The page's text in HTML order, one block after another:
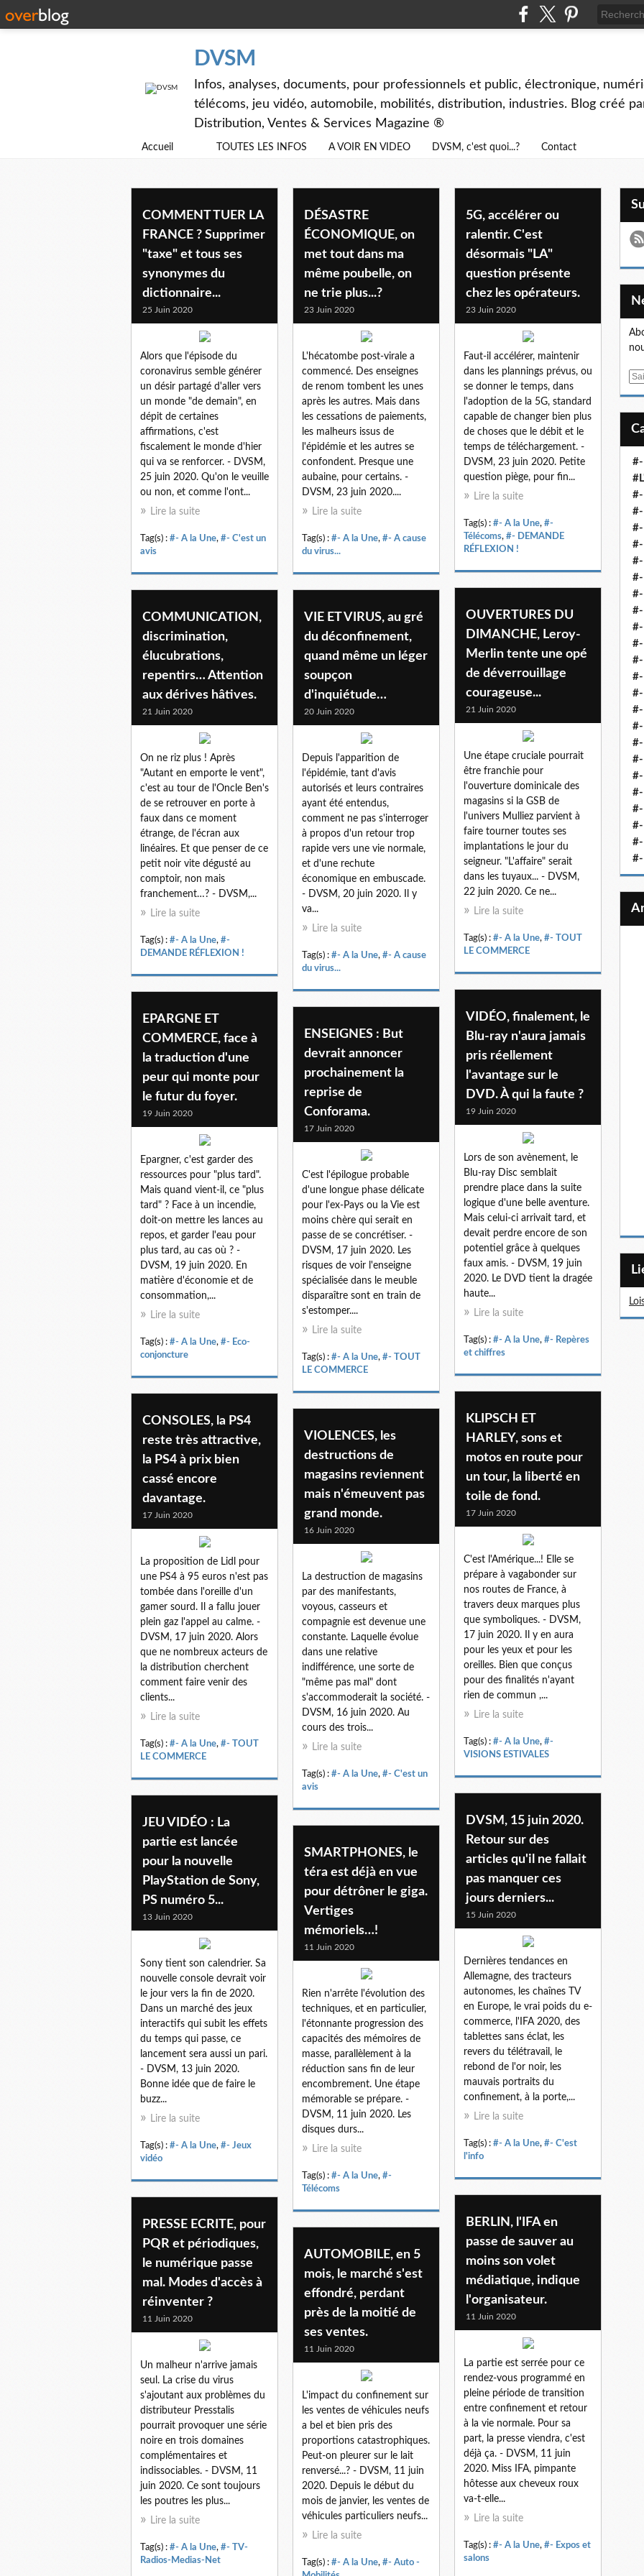
DVSM
Infos, analyses, documents, pour professionnels et public, électronique,
télécoms, jeu vidéo, automobile, mobilités, distribution, industries. Blog créé
Distribution, Ventes & Services Magazine ®
Accueil TOUTES LES INFOS A VOIR EN VIDEO DVSM, c'est quoi...? Contact
- a la une
COMMENT TUER LA
FRANCE ? Supprimer
"taxe" et tous ses
synonymes du
dictionnaire...
25 Juin 2020
Alors que l'épisode du
coronavirus semble générer
un désir partagé d'aller vers
un monde "de demain", en
dépit de certaines
affirmations, c'est
fiscalement le monde d'hier
qui va se renforcer. - DVSM,
25 juin 2020. Qu'on le veuille
ou non, et comme l'ont...
Lire la suite
Tag(s) : #- A la Une, #- C'est un
avis
DÉSASTRE
ÉCONOMIQUE, on
met tout dans ma
même poubelle, on
ne trie plus...?
23 Juin 2020
L'hécatombe post-virale a
commencé. Des enseignes
de renom tombent les unes
après les autres. Mais dans
les cessations de paiements,
les malheurs issus de
l'épidémie et les autres se
confondent. Presque une
aubaine, pour certains. -
DVSM, 23 juin 2020....
Lire la suite
Tag(s) : #- A la Une, #- A cause
du virus...
5G, accélérer ou
ralentir. C'est
désormais "LA"
question présente
chez les opérateurs.
23 Juin 2020
Faut-il accélérer, maintenir
dans les plannings prévus, ou
se donner le temps, dans
l'adoption de la 5G, standard
capable de changer bien plus
de choses que le débit et le
temps de téléchargement. -
DVSM, 23 juin 2020. Petite
question piège, pour fin...
Lire la suite
Tag(s) : #- A la Une, #-
Télécoms, #- DEMANDE
RÉFLEXION !
OUVERTURES DU
DIMANCHE, Leroy-
Merlin tente une opé
de déverrouillage
courageuse...
21 Juin 2020
Une étape cruciale pourrait
être franchie pour
l'ouverture dominicale des
magasins si la GSB de
l'univers Mulliez parvient à
faire tourner toutes ses
implantations le jour du
seigneur. "L'affaire" serait
dans les tuyaux... - DVSM,
22 juin 2020. Ce ne...
Lire la suite
Tag(s) : #- A la Une, #- TOUT
LE COMMERCE
COMMUNICATION,
discrimination,
élucubrations,
repentirs… Attention
aux dérives hâtives.
21 Juin 2020
On ne riz plus ! Après
"Autant en emporte le vent",
c'est au tour de l'Oncle Ben's
de se retrouver en porte à
faux dans ce moment
étrange, de l'écran aux
linéaires. Et que penser de ce
petit noir vite dégusté au
comptoir, non mais
franchement…? - DVSM,...
Lire la suite
Tag(s) : #- A la Une, #-
DEMANDE RÉFLEXION !
VIE ET VIRUS, au gré
du déconfinement,
quand même un léger
soupçon
d'inquiétude…
20 Juin 2020
Depuis l'apparition de
l'épidémie, tant d'avis
autorisés et leurs contraires
ayant été entendus,
comment ne pas s'interroger
à propos d'un retour trop
rapide vers une vie normale,
et d'une rechute
économique en embuscade.
- DVSM, 20 juin 2020. Il y
va...
Lire la suite
Tag(s) : #- A la Une, #- A cause
du virus...
VIDÉO, finalement, le
Blu-ray n'aura jamais
pris réellement
l'avantage sur le
DVD. À qui la faute ?
19 Juin 2020
Lors de son avènement, le
Blu-ray Disc semblait
prendre place dans la suite
logique d'une belle aventure.
Mais celui-ci arrivait tard, et
devait perdre encore de son
potentiel grâce à quelques
faux amis. - DVSM, 19 juin
2020. Le DVD tient la dragée
haute...
Lire la suite
Tag(s) : #- A la Une, #- Repères
et chiffres
EPARGNE ET
COMMERCE, face à
la traduction d'une
peur qui monte pour
le futur du foyer.
19 Juin 2020
Epargner, c'est garder des
ressources pour "plus tard".
Mais quand vient-il, ce "plus
tard" ? Face à un incendie,
doit-on mettre les lances au
repos, et garder l'eau pour
plus tard, au cas où ? -
DVSM, 19 juin 2020. En
matière d'économie et de
consommation,...
Lire la suite
Tag(s) : #- A la Une, #- Eco-
conjoncture
ENSEIGNES : But
devrait annoncer
prochainement la
reprise de
Conforama.
17 Juin 2020
C'est l'épilogue probable
d'une longue phase délicate
pour l'ex-Pays ou la Vie est
moins chère qui serait en
passe de se concrétiser. -
DVSM, 17 juin 2020. Les
risques de voir l'enseigne
spécialisée dans le meuble
disparaître sont en train de
s'estomper....
Lire la suite
Tag(s) : #- A la Une, #- TOUT
LE COMMERCE
KLIPSCH ET
HARLEY, sons et
motos en route pour
un tour, la liberté en
toile de fond.
17 Juin 2020
C'est l'Amérique...! Elle se
prépare à vagabonder sur
nos routes de France, à
travers deux marques plus
que symboliques. - DVSM,
17 juin 2020. Il y en aura
pour les yeux et pour les
oreilles. Bien que conçus
pour des finalités n'ayant
rien de commun ,...
Lire la suite
Tag(s) : #- A la Une, #-
VISIONS ESTIVALES
CONSOLES, la PS4
reste très attractive,
la PS4 à prix bien
cassé encore
davantage.
17 Juin 2020
La proposition de Lidl pour
une PS4 à 95 euros n'est pas
tombée dans l'oreille d'un
gamer sourd. Il a fallu jouer
plein gaz l'appel au calme. -
DVSM, 17 juin 2020. Alors
que ne nombreux acteurs de
la distribution cherchent
comment faire venir des
clients...
Lire la suite
Tag(s) : #- A la Une, #- TOUT
LE COMMERCE
VIOLENCES, les
destructions de
magasins reviennent
mais n'émeuvent pas
grand monde.
16 Juin 2020
La destruction de magasins
par des manifestants,
voyous, casseurs et
compagnie est devenue une
constante. Laquelle évolue
dans une relative
indifférence, une sorte de
"même pas mal" dont
s'accommoderait la société. -
DVSM, 16 juin 2020. Au
cours des trois...
Lire la suite
Tag(s) : #- A la Une, #- C'est un
avis
DVSM, 15 juin 2020.
Retour sur des
articles qu'il ne fallait
pas manquer ces
jours derniers...
15 Juin 2020
Dernières tendances en
Allemagne, des tracteurs
autonomes, les chaînes TV
en Europe, le vrai poids du e-
commerce, l'IFA 2020, des
tablettes sans éclat, les
revers du télétravail, le
rebond de l'or noir, les
mauvais portraits du
confinement, à la porte,...
Lire la suite
Tag(s) : #- A la Une, #- C'est
l'info
JEU VIDÉO : La
partie est lancée
pour la nouvelle
PlayStation de Sony,
PS numéro 5...
13 Juin 2020
Sony tient son calendrier. Sa
nouvelle console devrait voir
le jour vers la fin de 2020.
Dans un marché des jeux
interactifs qui subit les effets
du temps qui passe, ce
lancement sera aussi un pari.
- DVSM, 13 juin 2020.
Bonne idée que de faire le
buzz...
Lire la suite
Tag(s) : #- A la Une, #- Jeux
vidéo
SMARTPHONES, le
téra est déjà en vue
pour détrôner le giga.
Vertiges
mémoriels…!
11 Juin 2020
Rien n'arrête l'évolution des
techniques, et en particulier,
l'étonnante progression des
capacités des mémoires de
masse, parallèlement à la
réduction sans fin de leur
encombrement. Une étape
mémorable se prépare. -
DVSM, 11 juin 2020. Les
disques durs...
Lire la suite
Tag(s) : #- A la Une, #-
Télécoms
BERLIN, l'IFA en
passe de sauver au
moins son volet
médiatique, indique
l'organisateur.
11 Juin 2020
La partie est serrée pour ce
rendez-vous programmé en
pleine période de transition
entre confinement et retour
à la vie normale. Pour sa
part, la presse viendra, c'est
déjà ça. - DVSM, 11 juin
2020. Miss IFA, pimpante
hôtesse aux cheveux roux
va-t-elle...
Lire la suite
Tag(s) : #- A la Une, #- Expos et
salons
PRESSE ECRITE, pour
PQR et périodiques,
le numérique passe
mal. Modes d'accès à
réinventer ?
11 Juin 2020
Un malheur n'arrive jamais
seul. La crise du virus
s'ajoutant aux problèmes du
distributeur Presstalis
pourrait provoquer une série
noire en trois domaines
complémentaires et
indissociables. - DVSM, 11
juin 2020. Ce sont toujours
les poutres les plus...
Lire la suite
Tag(s) : #- A la Une, #- TV-
Radios-Medias-Net
AUTOMOBILE, en 5
mois, le marché s'est
effondré, perdant
près de la moitié de
ses ventes.
11 Juin 2020
L'impact du confinement sur
les ventes de véhicules neufs
a bel et bien pris des
proportions catastrophiques.
Peut-on pleurer sur le lait
renversé...? - DVSM, 11 juin
2020. Depuis le début du
mois de janvier, les ventes de
véhicules particuliers neufs...
Lire la suite
Tag(s) : #- A la Une, #- Auto -
E
#-
#-
#-
#-
#-
#-
#-
#-
#-
#-
#-
#-
#-
#-
#-
#-